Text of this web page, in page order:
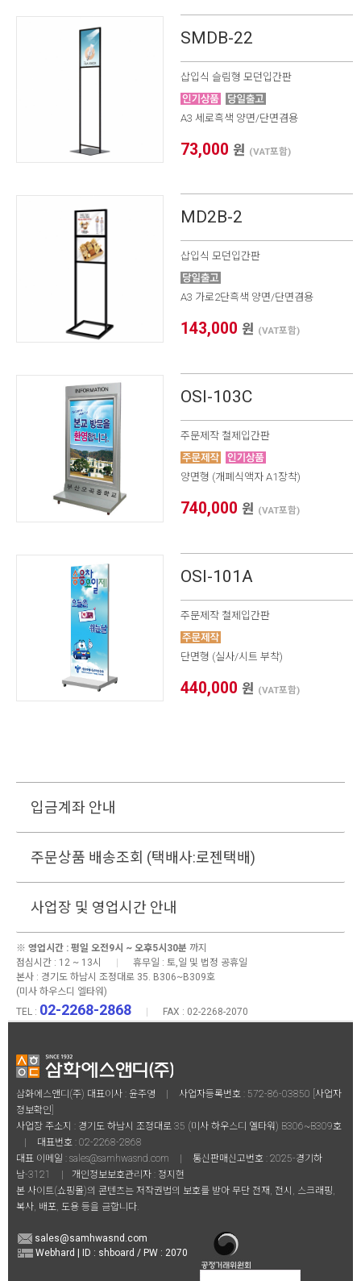
SMDB-22
삽입식 슬림형 모던입간판
A3 세로흑색 양면/단면겸용
73,000 원 (VAT포함)
MD2B-2
삽입식 모던입간판
A3 가로2단흑색 양면/단면겸용
143,000 원 (VAT포함)
OSI-103C
주문제작 철제입간판
양면형 (개폐식액자 A1장착)
740,000 원 (VAT포함)
OSI-101A
주문제작 철제입간판
단면형 (실사/시트 부착)
440,000 원 (VAT포함)
입금계좌 안내
주문상품 배송조회 (택배사:로젠택배)
사업장 및 영업시간 안내
※ 영업시간 : 평일 오전9시 ~ 오후5시30분 까지
점심시간 : 12 ~ 13시
휴무일 : 토,일 및 법정 공휴일
본사 : 경기도 하남시 조정대로 35. B306~B309호
(미사 하우스디 엘타워)
TEL : 02-2268-2868 FAX : 02-2268-2070
삼화에스앤디(주) 대표이사 : 윤주영 사업자등록번호 : 572-86-03850 [사업자
정보확인]
사업장 주소지 : 경기도 하남시 조정대로 35 (미사 하우스디 엘타워) B306~B309호
대표번호 : 02-2268-2868
대표 이메일 : sales@samhwasnd.com
통신판매신고번호 : 2025-경기하
남-3121
개인정보보호관리자 : 정지현
본 사이트(쇼핑몰)의 콘텐츠는 저작권법의 보호를 받아 무단 전재, 전시, 스크래핑,
복사, 배포, 도용 등을 금합니다.
sales@samhwasnd.com
Webhard | ID : shboard / PW : 2070